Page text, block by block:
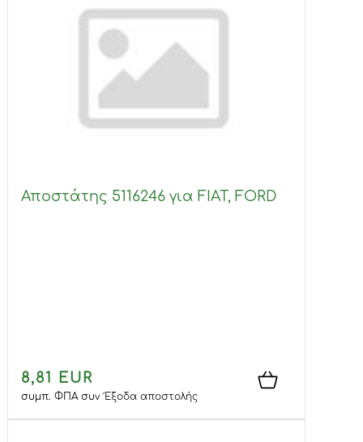
Αποστάτης 5116246 για FIAT, FORD
8,81 EUR
συμπ. ΦΠΑ συνΈξοδα αποστολής